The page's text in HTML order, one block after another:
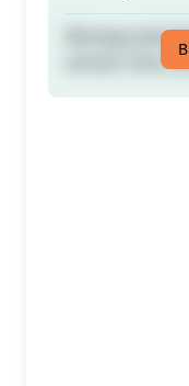
Besiege jede
einfach Dein